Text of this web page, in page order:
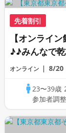
先着割引
【オンライ
♪♪みんなで
応援♪♪リモ
う♪☆全国の
オンライン 8/20
23〜39歳
参加者調